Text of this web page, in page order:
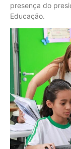
presença do
Educação.